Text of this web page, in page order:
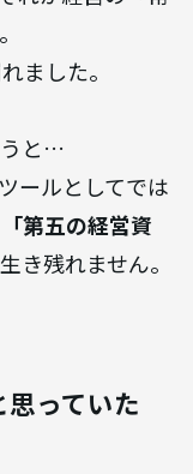
ました。
うと…
ールとしてでは
第五の経営資
き残れません。
っていた